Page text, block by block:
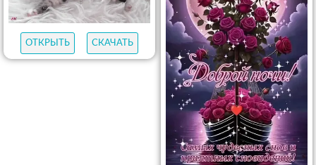
ОТКРЫТЬ СКАЧАТЬ